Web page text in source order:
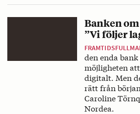
Banken
”Vi följer
den enda
möjligheten
digitalt. Men
rätt från
Caroline
Nordea.